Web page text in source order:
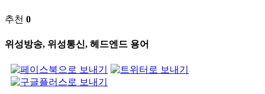
추천 0
위성방송, 위성통신, 헤드엔드 용어